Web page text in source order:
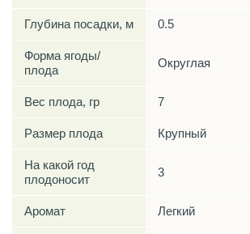
Глубина посадки, м 0.5
Форма ягоды/
плода
Округлая
Вес плода, гр 7
Размер плода Крупный
На какой год
плодоносит
3
Аромат Легкий